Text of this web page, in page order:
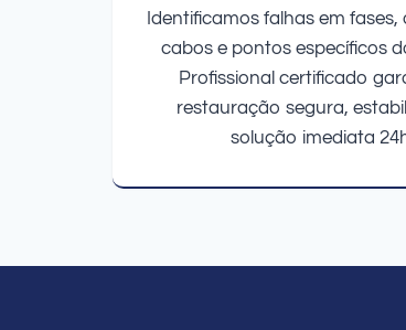
Identificamos falhas em fases,
cabos e pontos específicos
Profissional certificado
restauração segura,
solução imediata